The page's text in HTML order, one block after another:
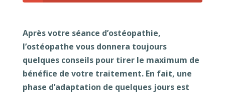
Après votre séance d’ostéopathie,
l’ostéopathe vous donnera toujours
quelques conseils pour tirer le maximum de
bénéfice de votre traitement. En fait, une
phase d’adaptation de quelques jours est